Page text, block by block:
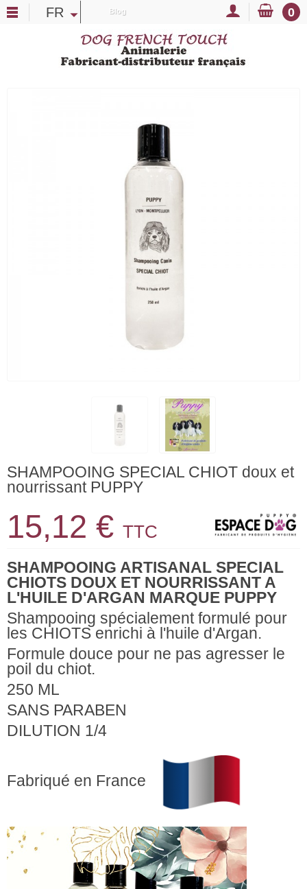
FR Blog 0
SHAMPOOING SPECIAL CHIOT doux et
nourrissant PUPPY
15,12 € TTC
SHAMPOOING ARTISANAL SPECIAL
CHIOTS DOUX ET NOURRISSANT A
L'HUILE D'ARGAN MARQUE PUPPY
Shampooing spécialement formulé pour
les CHIOTS enrichi à l'huile d'Argan.
Formule douce pour ne pas agresser le
poil du chiot.
250 ML
SANS PARABEN
DILUTION 1/4
Fabriqué en France